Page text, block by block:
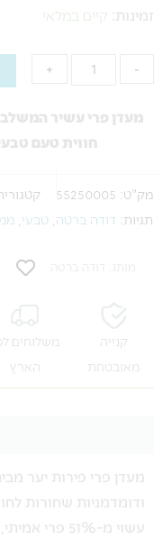
זמינות: קיים במלאי
-
מעדן
פירות
דודה
ברטה
גרם
+
מעדן פרי עשיר המשלב
חווית טעם
מק"ט: 55250005
תגיות: דודה ברטה טבעי
מותג: דודה ברטה
קנייה
מאובטחת
משלוחים
הארץ
מעדן פרי פירות יער
ודומדמניות שחורות
עשוי מ-51%